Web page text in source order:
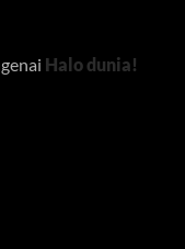
Halo dunia!